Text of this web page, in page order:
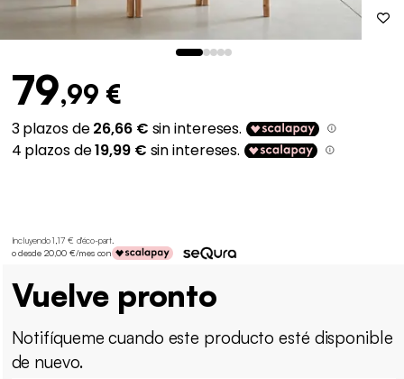
79,99 €
Incluyendo 1,17 € d'éco-part.
o desde 20,00 €/mes con
Vuelve pronto
Notifíqueme cuando este producto esté disponible
de nuevo.